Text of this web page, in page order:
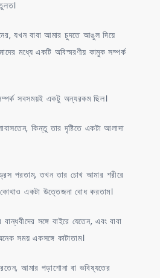
যখন বাবা আমার চুদতে আঙুল দিয়ে
মধ্যে একটি অবিস্মরণীয় কামুক সম্পর্ক
সবসময়ই একটু অন্যরকম ছিল।
কিন্তু তার দৃষ্টিতে একটা আলাদা
পরতাম, তখন তার চোখ আমার শরীরে
একটা উত্তেজনা বোধ করতাম।
সঙ্গে বাইরে যেতেন, এবং বাবা
সময় একসঙ্গে কাটাতাম।
আমার পড়াশোনা বা ভবিষ্যতের